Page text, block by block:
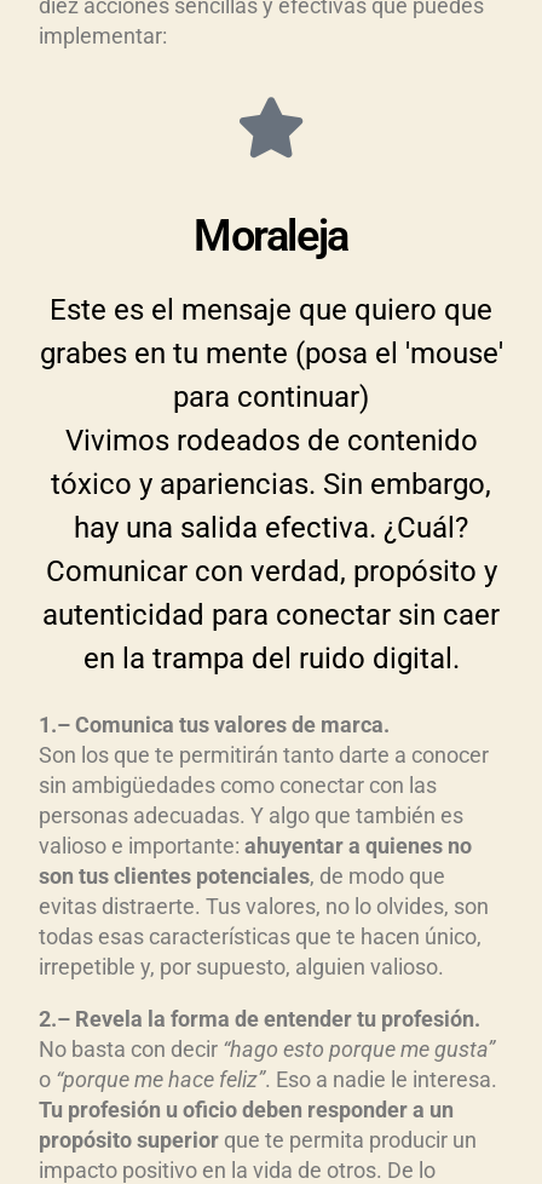
diez acciones sencillas y efectivas que puedes
implementar:
Moraleja
Este es el mensaje que quiero que
grabes en tu mente (posa el 'mouse'
para continuar)
Vivimos rodeados de contenido
tóxico y apariencias. Sin embargo,
hay una salida efectiva. ¿Cuál?
Comunicar con verdad, propósito y
autenticidad para conectar sin caer
en la trampa del ruido digital.
1.–Comunica tus valores de marca.
Son los que te permitirán tanto darte a conocer
sin ambigüedades como conectar con las
personas adecuadas. Y algo que también es
valioso e importante: ahuyentar a quienes no
son tus clientes potenciales, de modo que
evitas distraerte. Tus valores, no lo olvides, son
todas esas características que te hacen único,
irrepetible y, por supuesto, alguien valioso.
2.– Revela la forma de entendertu profesión.
No basta con decir “hago esto porque me gusta”
o “porque me hace feliz”. Eso a nadie le interesa.
Tu profesión u oficio deben responder a un
propósito superior que te permita producir un
impacto positivo en la vida de otros. De lo